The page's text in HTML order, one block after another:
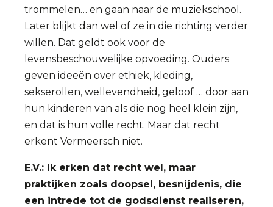
trommelen… en gaan naar de muziekschool.
Later blijkt dan wel of ze in die richting verder
willen. Dat geldt ook voor de
levensbeschouwelijke opvoeding. Ouders
geven ideeën over ethiek, kleding,
sekserollen, wellevendheid, geloof … door aan
hun kinderen van als die nog heel klein zijn,
en dat is hun volle recht. Maar dat recht
erkent Vermeersch niet.
E.V.: Ik erken dat recht wel, maar
praktijken zoals doopsel, besnijdenis, die
een intrede tot de godsdienst realiseren,